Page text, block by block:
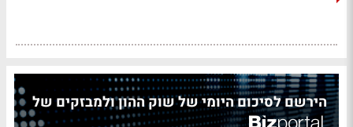
הירשם לסיכום היומי של שוק ההון ולמבזקים של